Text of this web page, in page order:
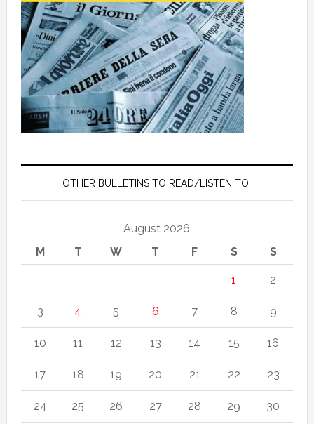
OTHER BULLETINS TO READ/LISTEN TO!
August 2026
M
T W T F S S
1 2
3 4 5 6 7 8 9
10 11 12 13 14 15 16
17 18 19 20 21 22 23
24 25 26 27 28 29 30